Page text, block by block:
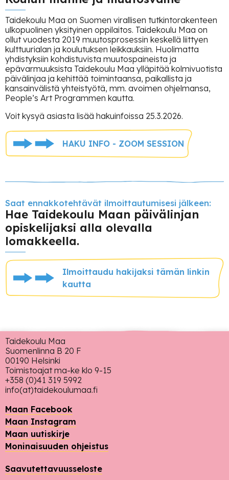
Taidekoulu Maa on Suomen virallisen tutkintorakenteen
ulkopuolinen yksityinen oppilaitos. Taidekoulu Maa on
ollut vuodesta 2019 muutosprosessin keskellä liittyen
kulttuurialan ja koulutuksen leikkauksiin. Huolimatta
yhdistyksiin kohdistuvista muutospaineista ja
epävarmuuksista Taidekoulu Maa ylläpitää kolmivuotista
päivälinjaa ja kehittää toimintaansa, paikallista ja
kansainvälistä yhteistyötä, mm. avoimen ohjelmansa,
People’s Art Programmen kautta.
Voit kysyä asiasta lisää hakuinfoissa 25.3.2026.
HAKU INFO - ZOOM SESSION
Saat ennakkotehtävät ilmoittautumisesi jälkeen:
Hae Taidekoulu Maan päivälinjan
opiskelijaksi alla olevalla
lomakkeella.
Ilmoittaudu hakijaksi tämän linkin
kautta
Taidekoulu Maa
Suomenlinna B 20 F
00190 Helsinki
Toimistoajat ma-ke klo 9-15
+358 (0)41 319 5992
info(at)taidekoulumaa.fi
Maan Facebook
Maan Instagram
Maan uutiskirje
Moninaisuuden ohjeistus
Saavutettavuusseloste